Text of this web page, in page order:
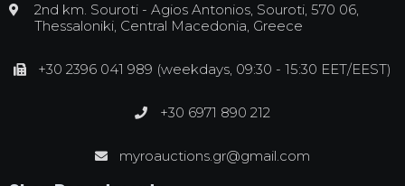
2nd km. Souroti - Agios Antonios, Souroti, 570 06,
Thessaloniki, Central Macedonia, Greece
+30 2396 041 989 (weekdays, 09:30 - 15:30 EET/EEST)
+30 6971 890 212
myroauctions.gr@gmail.com